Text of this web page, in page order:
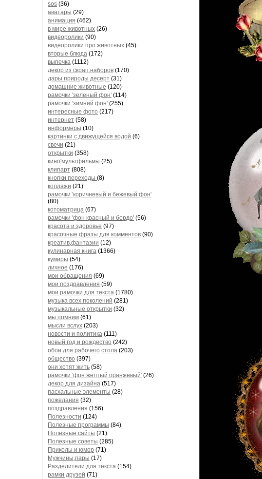
sos (36)
аватары (29)
анимация (462)
в мире животных (26)
видеоролики (90)
видеоролики про животных (45)
вторые блюда (172)
выпечка (1112)
декор из скрап.наборов (170)
дары природы десерт (31)
домашние животные (120)
рамочки 'зеленый фон' (114)
рамочки 'зимний фон' (255)
интересные фото (217)
интернет (58)
информеры (10)
картинки с движущейся водой (6)
свечи (21)
открытки (358)
кино'мультфильмы (25)
клипарт (808)
кнопки переходы (8)
коллажи (21)
рамочки 'коричневый и бежевый фон'
(80)
котоматрица (67)
рамочки 'фон красный и бордо' (56)
красота и здоровье (97)
красочные фразы для комментов (90)
креатив,фантазии (12)
кулинарная книга (1366)
кумиры (54)
личное (176)
мои обращения (69)
мои поздравления (59)
мои рамочки для текста (1780)
музыка всех поколений (281)
музыкальные открытки (32)
мы помним (61)
мысли вслух (203)
новости и политика (111)
новый год и рождество (242)
обои для рабочего стола (203)
общество (397)
они хотят жить (58)
рамочки 'фон желтый оранжевый' (26)
декор для дизайна (517)
пасхальные элементы (28)
пожелания (32)
поздравления (156)
Полезности (124)
Полезные программы (84)
Полезные сайты (21)
Полезные советы (285)
Приколы и юмор (71)
Мужчины,пары (17)
Разделители для текста (154)
рамки друзей (71)